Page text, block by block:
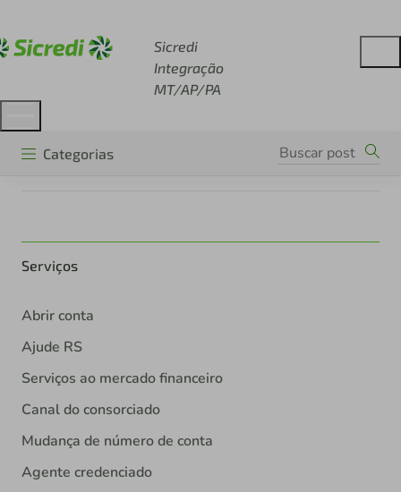
Sicredi
Integração
MT/AP/PA
Categorias
Serviços
Abrir conta
Ajude RS
Serviços ao mercado financeiro
Canal do consorciado
Mudança de número de conta
Agente credenciado